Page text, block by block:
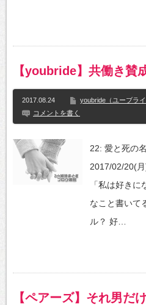
【youbride】共働き賛
2017.08.24 youbride（ユーブラ
コメントを書く
22: 愛と死の
2017/02/20(
「私は好き
なこと書いて
ル？ 好…
【ペアーズ】それ男だ